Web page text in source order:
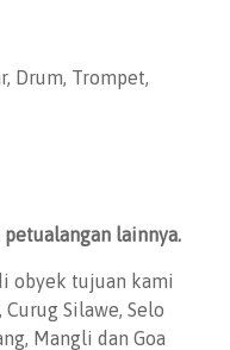
Drum, Trompet,
lainnya.
obyek tujuan kami
Silawe, Selo
Mangli dan Goa